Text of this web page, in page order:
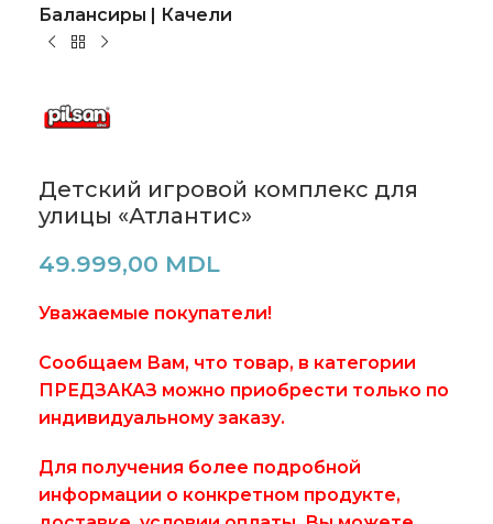
Балансиры | Качели
Детский игровой комплекс для
улицы «Атлантис»
49.999,00 MDL
Уважаемые покупатели!
Сообщаем Вам, что товар, в категории
ПРЕДЗАКАЗ можно приобрести только по
индивидуальному заказу.
Для получения более подробной
информации о конкретном продукте,